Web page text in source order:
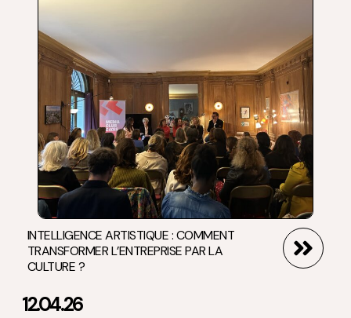
INTELLIGENCE ARTISTIQUE : COMMENT
TRANSFORMER L’ENTREPRISE PAR LA
CULTURE ?
12.04.26